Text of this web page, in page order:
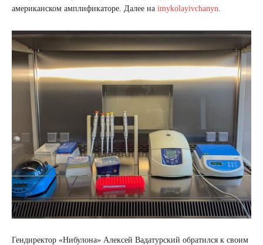
американском амплификаторе. Далее на imykolayivchanyn.
Гендиректор «Нибулона» Алексей Вадатурский обратился к своим